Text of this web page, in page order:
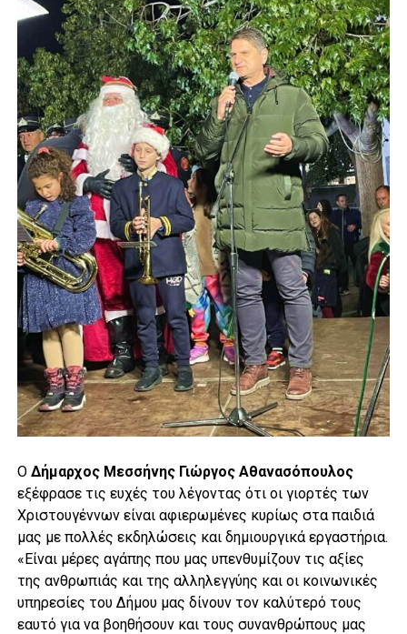
Ο Δήμαρχος Μεσσήνης Γιώργος Αθανασόπουλος
εξέφρασε τις ευχές του λέγοντας ότι οι γιορτές των
Χριστουγέννων είναι αφιερωμένες κυρίως στα παιδιά
μας με πολλές εκδηλώσεις και δημιουργικά εργαστήρια.
«Είναι μέρες αγάπης που μας υπενθυμίζουν τις αξίες
της ανθρωπιάς και της αλληλεγγύης και οι κοινωνικές
υπηρεσίες του Δήμου μας δίνουν τον καλύτερό τους
εαυτό για να βοηθήσουν και τους συνανθρώπους μας